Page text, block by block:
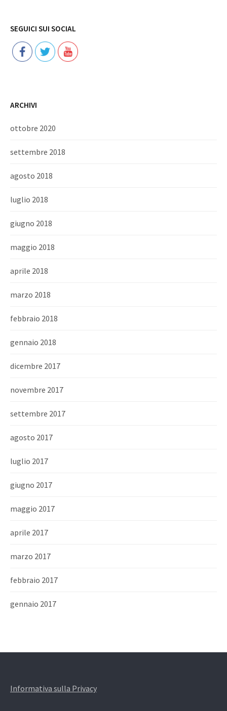
SEGUICI SUI SOCIAL
ARCHIVI
ottobre 2020
settembre 2018
agosto 2018
luglio 2018
giugno 2018
maggio 2018
aprile 2018
marzo 2018
febbraio 2018
gennaio 2018
dicembre 2017
novembre 2017
settembre 2017
agosto 2017
luglio 2017
giugno 2017
maggio 2017
aprile 2017
marzo 2017
febbraio 2017
gennaio 2017
Informativa sulla Privacy